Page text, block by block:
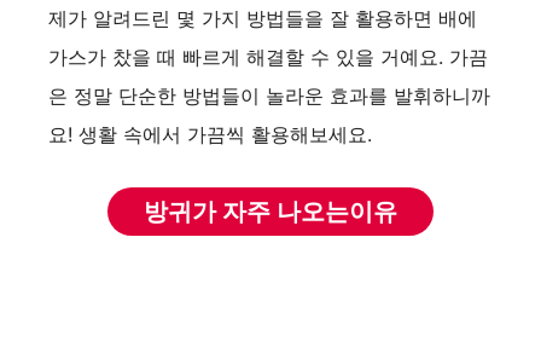
제가 알려드린 몇 가지 방법들을 잘 활용하면 배에
가스가 찼을 때 빠르게 해결할 수 있을 거예요. 가끔
은 정말 단순한 방법들이 놀라운 효과를 발휘하니까
요! 생활 속에서 가끔씩 활용해보세요.
방귀가 자주 나오는이유